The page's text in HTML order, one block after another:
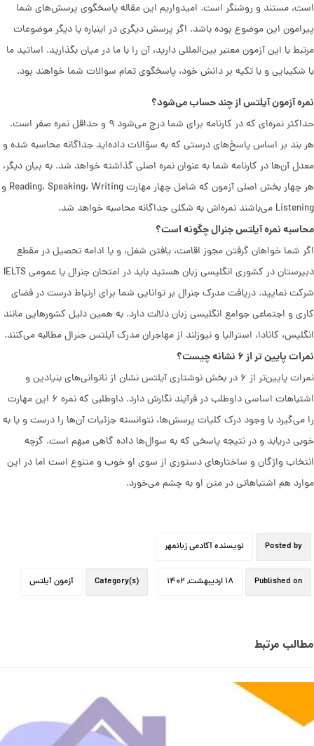
است، مستند و روشنگر است. امیدواریم این مقاله پاسخگوی پرسش‌های شما
پیرامون این موضوع بوده باشد. اگر پرسش دیگری در اینباره یا دیگر موضوعات
مرتبط با این آزمون معتبر بین‌المللی دارید، آن را با ما در میان بگذارید. اساتید ما
با شکیبایی و با تکیه بر دانش خود، پاسخگوی تمام سوالات شما خواهند بود.
نمره آزمون آیلتس از چند حساب می‌شود؟
حداکثر نمره‌ای که در کارنامه برای شما درج می‌شود ۹ و حداقل نمره صفر است.
هر بند بر اساس پاسخ‌های درستی که به سؤالات داده‌اید جداگانه محاسبه شده و
معدل آن‌ها در کارنامه شما به عنوان نمره اصلی گذاشته خواهد شد. به بیان دیگر،
هر چهار بخش اصلی آزمون که شامل چهار مهارت Reading، Speaking، Writing و
Listening می‌باشند نمره‌اش به شکلی جداگانه محاسبه خواهد شد.
محاسبه نمره آیلتس جنرال چگونه است؟
اگر شما خواهان گرفتن مجوز اقامت، یافتن شغل، و یا ادامه تحصیل در مقطع
دبیرستان در کشوری انگلیسی زبان هستید باید در امتحان جنرال یا عمومی IELTS
شرکت نمایید. دریافت مدرک جنرال بر توانایی شما برای ارتباط درست در فضای
کاری و اجتماعی جوامع انگلیسی زبان دلالت دارد. به همین دلیل کشورهایی مانند
انگلیس، کانادا، استرالیا و نیوزلند از مهاجران مدرک آیلتس جنرال مطالبه می‌کنند.‌
نمرات پایین تر از ۶ نشانه چیست؟
نمرات پایین‌تر از ۶ در بخش نوشتاری آیلتس نشان از ناتوانی‌های بنیادین و
اشتباهات اساسی داوطلب در فرآیند نگارش دارد. داوطلبی که نمره ۶ این مهارت
را می‌گیرد با وجود درک کلیات پرسش‌ها، نتوانسته جزئیات آن‌ها را درست و یا به
خوبی دریابد و در نتیجه پاسخی که به سوال‌ها داده گاهی مبهم است. گرچه
انتخاب واژگان و ساختارهای دستوری از سوی او خوب و متنوع است اما در این
موارد هم اشتباهاتی در متن او به چشم می‌خورد.
Posted by نویسنده آکادمی زبانمهر
Published on ۱۸ اردیبهشت, ۱۴۰۲ Category(s) آزمون آیلتس
مطالب مرتبط